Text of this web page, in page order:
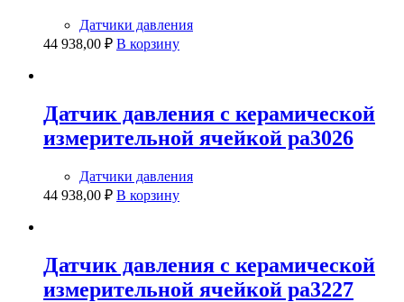
Датчики давления
44 938,00 ₽ В корзину
Датчик давления с керамической
измерительной ячейкой pa3026
Датчики давления
44 938,00 ₽ В корзину
Датчик давления с керамической
измерительной ячейкой pa3227